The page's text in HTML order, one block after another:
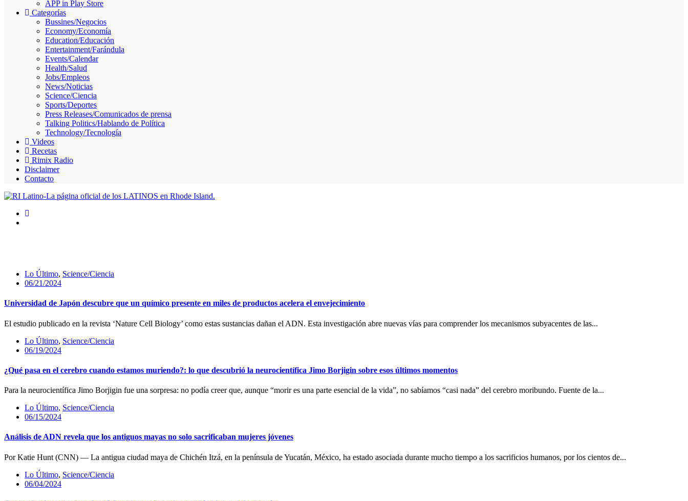
APP in Play Store
Categorías
Bussines/Negocios
Economy/Economía
Education/Educación
Entertainment/Farándula
Events/Calendar
Health/Salud
Jobs/Empleos
News/Noticias
Science/Ciencia
Sports/Deportes
Press Releases/Comunicados de prensa
Talking Politics/Hablando de Política
Technology/Tecnología
Videos
Recetas
Rimix Radio
Disclaimer
Contacto
Lo Último, Science/Ciencia
06/21/2024
Universidad de Japón descubre que un químico presente en miles de productos acelera el envejecimiento
El estudio publicado en la revista ‘Nature Cell Biology’ como estas sustancias dañan el ADN. Esta investigación abre nuevas vías para comprender los mecanismos subyacentes de las...
Lo Último, Science/Ciencia
06/19/2024
¿Qué pasa en el cerebro cuando estamos muriendo?: lo que descubrió la neurocientífica Jimo Borjigin sobre esos últimos momentos
Para la neurocientífica Jimo Borjigin fue una sorpresa: no podía creer que, aunque “morir es una parte esencial de la vida”, no sabíamos “casi nada” del cerebro moribundo. Fuente de la...
Lo Último, Science/Ciencia
06/15/2024
Análisis de ADN revela que los antiguos mayas no solo sacrificaban mujeres jóvenes
Por Katie Hunt (CNN) — La antigua ciudad maya de Chichén Itzá, en la península de Yucatán, México, ha estado asociada durante mucho tiempo a los sacrificios humanos, por los cientos de...
Lo Último, Science/Ciencia
06/04/2024